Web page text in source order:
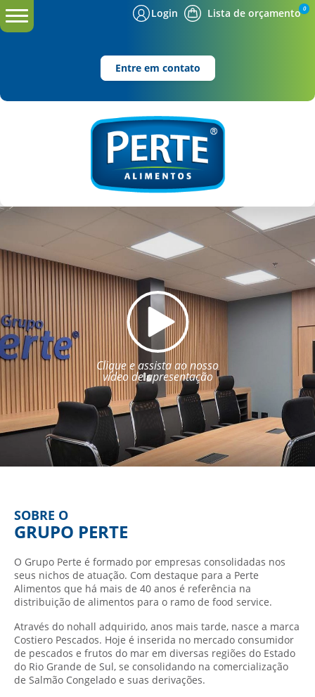
Login Lista de orçamento 0
Entre em contato
Clique e assista ao nosso
vídeo de apresentação
SOBRE O
GRUPO PERTE
O Grupo Perte é formado por empresas consolidadas nos
seus nichos de atuação. Com destaque para a Perte
Alimentos que há mais de 40 anos é referência na
distribuição de alimentos para o ramo de food service.
Através do nohall adquirido, anos mais tarde, nasce a marca
Costiero Pescados. Hoje é inserida no mercado consumidor
de pescados e frutos do mar em diversas regiões do Estado
do Rio Grande de Sul, se consolidando na comercialização
de Salmão Congelado e suas derivações.